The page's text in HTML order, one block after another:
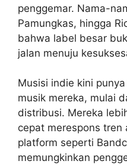
penggemar. Nama-
Pamungkas, hingga
bahwa label besar
jalan menuju
Musisi indie kini
musik mereka, mulai
distribusi. Mereka
cepat merespons tren
platform seperti
memungkinkan